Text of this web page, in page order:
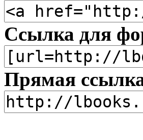
Ссылка для
Прямая